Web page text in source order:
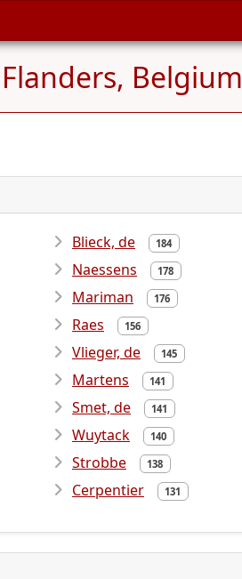
Belgium
Blieck, de 184
Naessens 178
Mariman 176
Raes 156
Vlieger, de 145
Martens 141
Smet, de 141
Wuytack 140
Strobbe 138
Cerpentier 131